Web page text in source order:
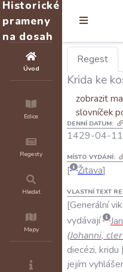
Historické
prameny
na dosah
Úvod
Edice
Regesty
Hledat
Mapy
Regest
Krida ke
zobrazit
slovníček
DENNÍ DATUM:
1429-04-11
MÍSTO VYDÁNÍ:
Žitava
VLASTNÍ TEXT
Generální
vydávají
(Johanni,
diecézi, kridu
jejím